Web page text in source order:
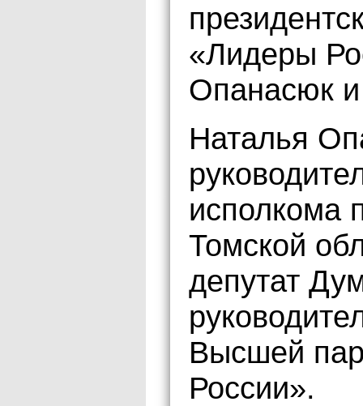
«Лидеры
Опанасюк
Наталья
исполкома
Томской
депутат
Высшей
России».